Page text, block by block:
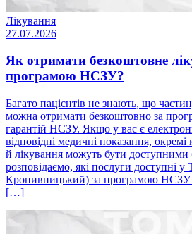
Лікування
27.07.2026
Як отримати безкоштовне
програмою НСЗУ?
Багато пацієнтів не знають, що
можна отримати безкоштовно за
гарантій НСЗУ. Якщо у вас є
відповідні медичні показання, окремі
й лікування можуть бути доступними
розповідаємо, які послуги доступні
Кропивницький) за програмою НСЗУ
[…]